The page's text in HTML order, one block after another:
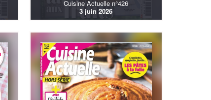
Cuisine Actuelle n°426
3 juin 2026